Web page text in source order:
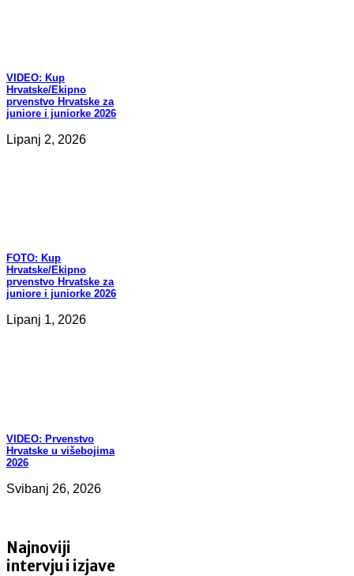
VIDEO: Kup
Hrvatske/Ekipno
prvenstvo Hrvatske za
juniore i juniorke 2026
Lipanj 2, 2026
FOTO: Kup
Hrvatske/Ekipno
prvenstvo Hrvatske za
juniore i juniorke 2026
Lipanj 1, 2026
VIDEO: Prvenstvo
Hrvatske u višebojima
2026
Svibanj 26, 2026
Najnoviji
intervju i izjave